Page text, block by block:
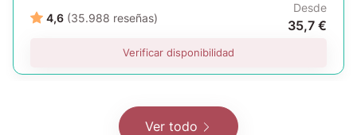
4,6 (35.988 reseñas)
Desde
35,7 €
Verificar disponibilidad
Ver todo